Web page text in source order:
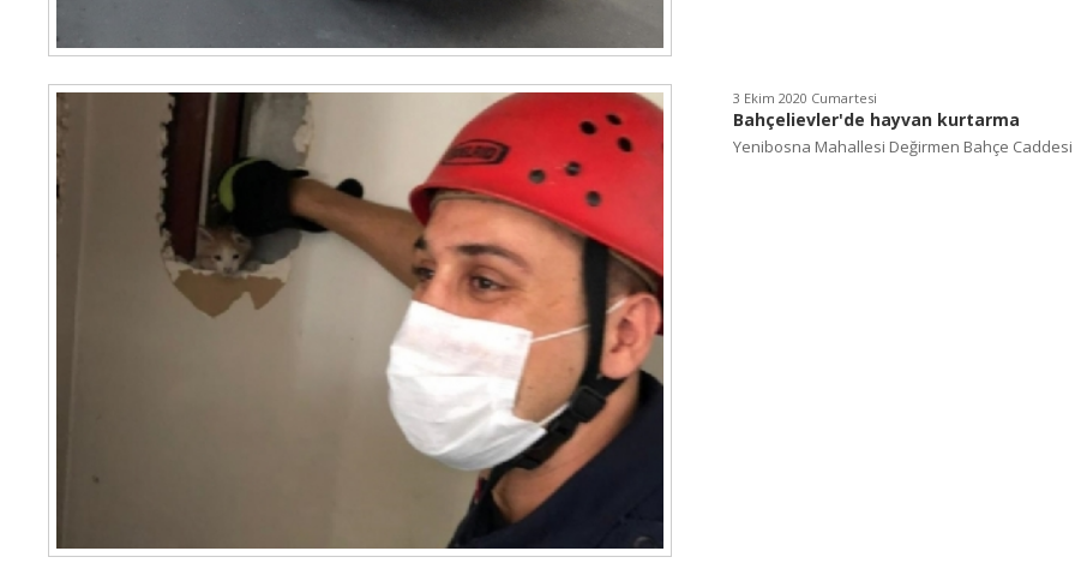
3 Ekim 2020 Cumartesi
Bahçelievler'de hayvan kurtarma
Yenibosna Mahallesi Değirmen Bahçe Caddesi